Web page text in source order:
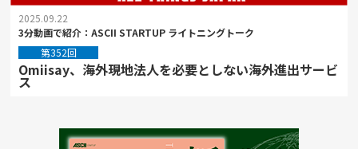
2025.09.22
3分動画で紹介：ASCII STARTUP ライトニングトーク
第352回
Omiisay、海外現地法人を必要としない海外進出サービ
ス